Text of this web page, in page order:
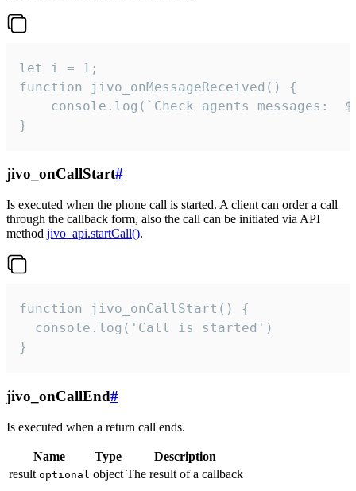
let i = 1;
function jivo_onMessageReceived() {
}
jivo_onCallStart#
Is executed when the phone call is started. A client can order a call
through the callback form, also the call can be initiated via API
method jivo_api.startCall().
function jivo_onCallStart() {
  console.log('Call is started')
}
jivo_onCallEnd#
Is executed when a return call ends.
Name Type
Description
result optional object The result of a callback